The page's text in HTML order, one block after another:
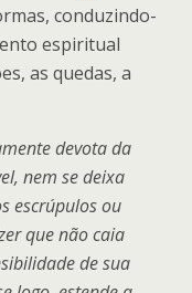
conduzindo-
espiritual
as quedas, a
devota da
nem se deixa
escrúpulos ou
que não caia
de sua